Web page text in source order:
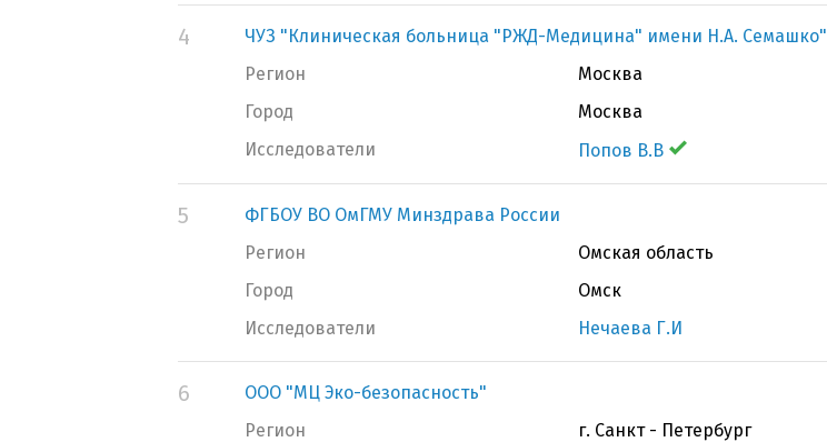
4
ЧУЗ "Клиническая больница "РЖД-Медицина" имени Н.А. Семашко"
Регион
Москва
Город
Москва
Исследователи
Попов В.В
5
ФГБОУ ВО ОмГМУ Минздрава России
Регион
Омская область
Город
Омск
Исследователи
Нечаева Г.И
6
ООО "МЦ Эко-безопасность"
Регион
г. Санкт - Петербург